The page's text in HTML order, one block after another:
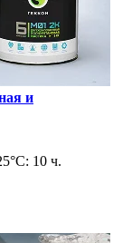
и
10 ч.